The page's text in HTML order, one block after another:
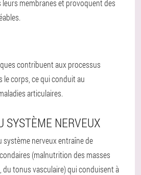
membranes et provoquent des
contribuent aux processus
le corps, ce qui conduit au
articulaires.
SYSTÈME NERVEUX
système nerveux entraîne de
(malnutrition des masses
du tonus vasculaire) qui conduisent à